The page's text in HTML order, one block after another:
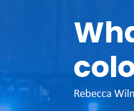
Rebecca